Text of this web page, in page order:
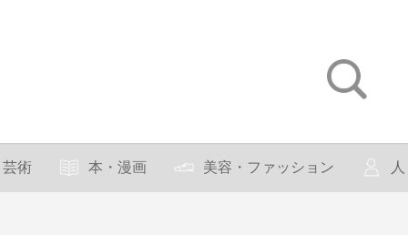
芸術 本・漫画 美容・ファッション 人